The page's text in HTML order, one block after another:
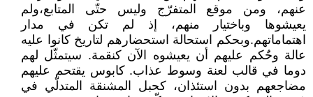
عنهم، ومن موقع المتفرّج وليس حتّى المتابع،ولم
يعيشوها وباختيار منهم، إذ لم تكن في مدار
اهتماماتهم.وبحكم استحالة استحضارهم لتاريخ كانوا عليه
عالة وحٌكم عليهم أن يعيشوه الآن كنقمة. سيتمثّل لهم
دوما في قالب لعنة وسوط عذاب. كابوس يقتحم عليهم
مضاجعهم بدون استئذان، كحبل المشنقة المتدلّي في